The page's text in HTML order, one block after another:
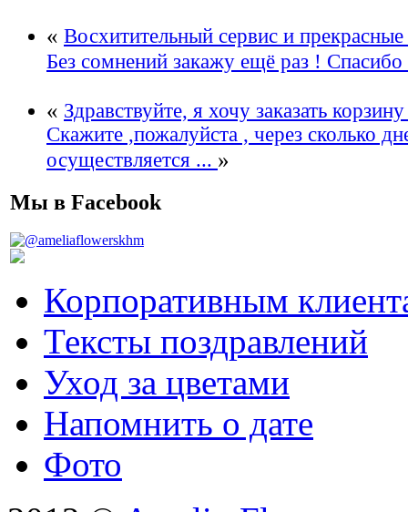
« Восхитительный сервис и
Без сомнений закажу ещё раз !
« Здравствуйте, я хочу заказать
Скажите ,пожалуйста , через сколько
осуществляется ... »
Мы в Facebook
Корпоративным
Тексты поздравлений
Уход за цветами
Напомнить о дате
Фото